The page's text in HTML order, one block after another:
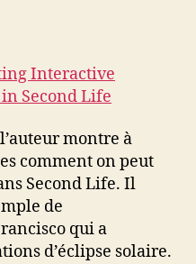
Interactive
Second Life
montre à
comment on peut
Second Life. Il
de
qui a
d’éclipse solaire.